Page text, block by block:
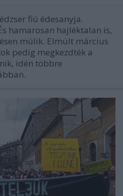
fiú édesanyja.
hamarosan hajléktalan is,
múlik. Elmúlt március
pedig megkezdték a
idén többre